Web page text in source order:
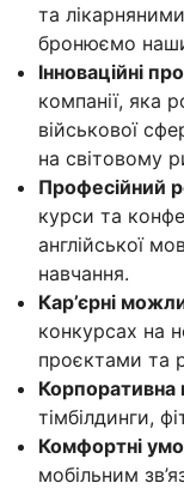
та
бронюємо
Інноваційні
компанії, яка
військової
на світовому
Професійний
курси та
англійської
навчання.
Кар’єрні
конкурсах на
проєктами та
Корпоративна
тімбілдинги,
Комфортні
мобільним